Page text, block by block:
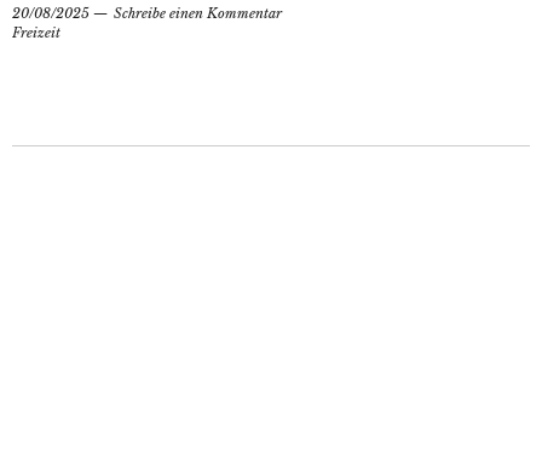
20/08/2025
Schreibe einen Kommentar
Freizeit